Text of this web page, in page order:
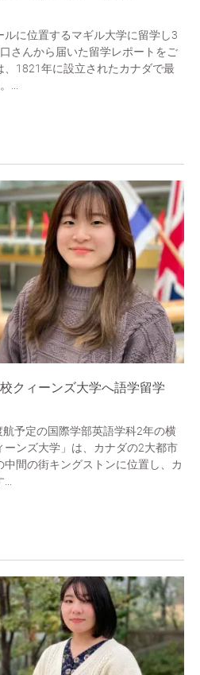
に位置するマギル大学に留学し3
さんから届いた留学レポートをご
1821年に設立されたカナダで最
...
クィーンズ大学へ語学留学
予定の国際学部英語学科2年の横
ーンズ大学」は、カナダの2大都市
中間の街キングストンに位置し、カ